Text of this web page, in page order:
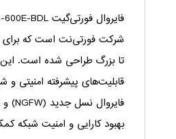
شرکت فورتی‌نت است که
تا بزرگ طراحی شده است. این
قابلیت‌های پیشرفته امنیتی و
بهبود کارایی و امنیت شبکه